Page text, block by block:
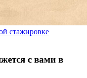
стажировке
с вами в